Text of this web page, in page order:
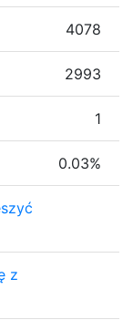
4078
2993
1
0.03%
z